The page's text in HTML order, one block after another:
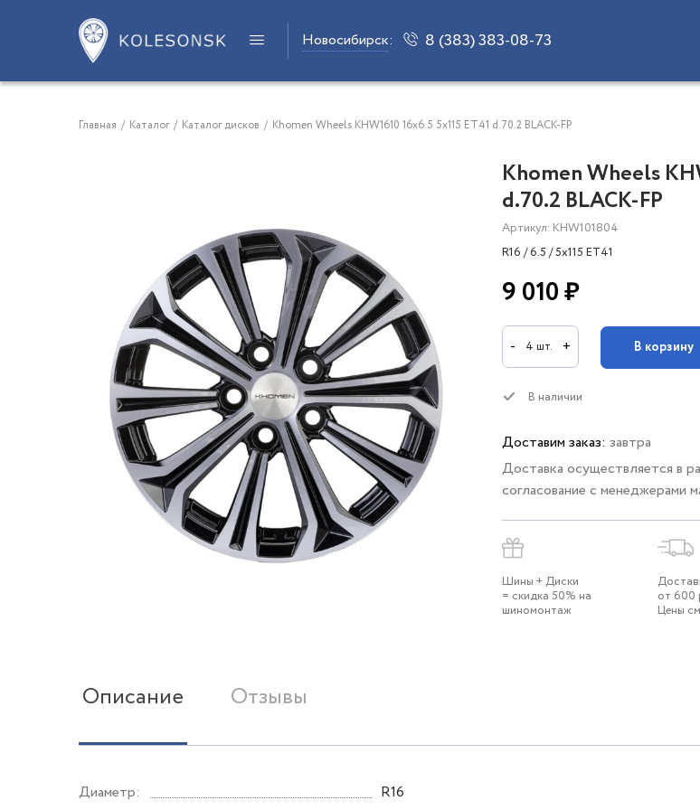
Новосибирск: 8 (383) 383-08-73
Главная / Каталог / Каталог дисков / Khomen Wheels KHW1610 16x6.5 5x115 ET41 d.70.2 BLACK-FP
Khomen Wheels
d.70.2 BLACK-FP
Артикул: KHW101804
R16 / 6.5 / 5x115 ET41
9 010 ₽
- 4 шт. + В корзину
В наличии
Доставим заказ: завтра
Доставка осуществляется в
согласование с менеджерами
Шины + Диски
= скидка 50% на
шиномонтаж
от 600
Цены
Описание Отзывы
Диаметр:
R16